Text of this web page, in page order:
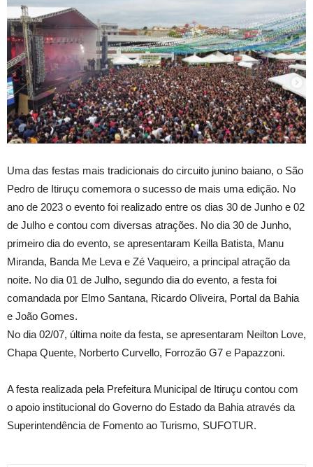
Uma das festas mais tradicionais do circuito junino baiano, o São
Pedro de Itiruçu comemora o sucesso de mais uma edição. No
ano de 2023 o evento foi realizado entre os dias 30 de Junho e 02
de Julho e contou com diversas atrações. No dia 30 de Junho,
primeiro dia do evento, se apresentaram Keilla Batista, Manu
Miranda, Banda Me Leva e Zé Vaqueiro, a principal atração da
noite. No dia 01 de Julho, segundo dia do evento, a festa foi
comandada por Elmo Santana, Ricardo Oliveira, Portal da Bahia
e João Gomes.
No dia 02/07, última noite da festa, se apresentaram Neilton Love,
Chapa Quente, Norberto Curvello, Forrozão G7 e Papazzoni.
A festa realizada pela Prefeitura Municipal de Itiruçu contou com
o apoio institucional do Governo do Estado da Bahia através da
Superintendência de Fomento ao Turismo, SUFOTUR.